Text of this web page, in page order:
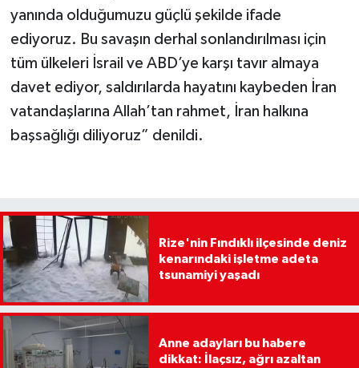
yanında olduğumuzu güçlü şekilde ifade
ediyoruz. Bu savaşın derhal sonlandırılması için
tüm ülkeleri İsrail ve ABD’ye karşı tavır almaya
davet ediyor, saldırılarda hayatını kaybeden İran
vatandaşlarına Allah’tan rahmet, İran halkına
başsağlığı diliyoruz” denildi.
Rize'nin Fındıklı ilçesinde deniz
kenarındaki işletme adeta
tsunamiyi yaşadı
Anne adayları bu habere
dikkat: İlaçsız, ağrı azaltan